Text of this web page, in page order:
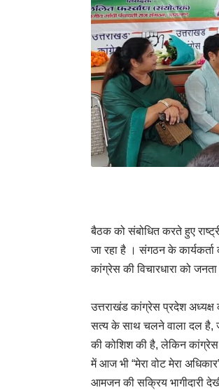
बैठक को संबोधित करते हुए
जा रहा है । संगठन के
कांग्रेस की विचारधारा को
उत्तराखंड कांग्रेस प्रदेश अध्यक्ष
सत्य के साथ चलने वाला दल है,
की कोशिश की है, लेकिन
में आज भी “मेरा वोट मेरा
आमजन की सक्रिय भागीदारी